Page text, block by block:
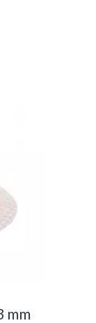
mm